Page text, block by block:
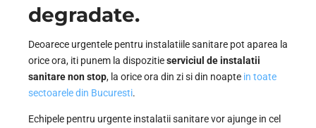
degradate.
Deoarece urgentele pentru instalatiile sanitare pot aparea la
orice ora, iti punem la dispozitieserviciul de instalatii
sanitare non stop, la orice ora din zi si din noapte in toate
sectoarele din Bucuresti.
Echipele pentru urgente instalatii sanitare vor ajunge in cel